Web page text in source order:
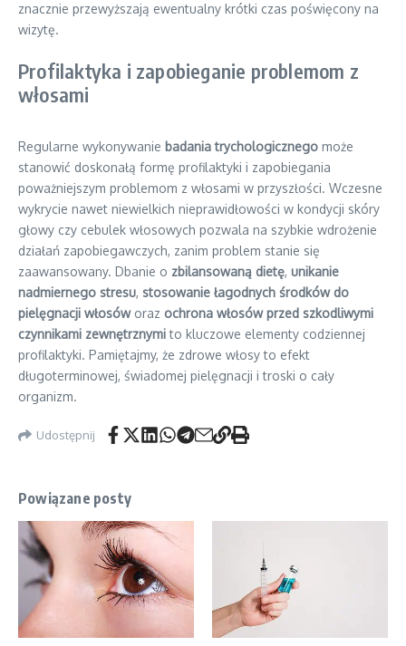
znacznie przewyższają ewentualny krótki czas poświęcony na
wizytę.
Profilaktyka i zapobieganie problemom z
włosami
Regularne wykonywanie badania trychologicznego może
stanowić doskonałą formę profilaktyki i zapobiegania
poważniejszym problemom z włosami w przyszłości. Wczesne
wykrycie nawet niewielkich nieprawidłowości w kondycji skóry
głowy czy cebulek włosowych pozwala na szybkie wdrożenie
działań zapobiegawczych, zanim problem stanie się
zaawansowany. Dbanie o zbilansowaną dietę, unikanie
nadmiernego stresu, stosowanie łagodnych środków do
pielęgnacji włosóworaz ochrona włosów przed szkodliwymi
czynnikami zewnętrznymito kluczowe elementy codziennej
profilaktyki. Pamiętajmy, że zdrowe włosy to efekt
długoterminowej, świadomej pielęgnacji i troski o cały
organizm.
Udostępnij
Powiązane posty